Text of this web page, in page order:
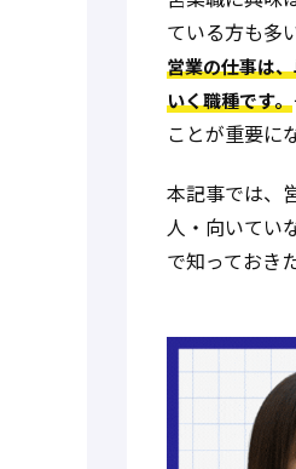
ている方も多
営業の仕事は
いく職種です。
ことが重要に
本記事では、
人・向いてい
で知っておき